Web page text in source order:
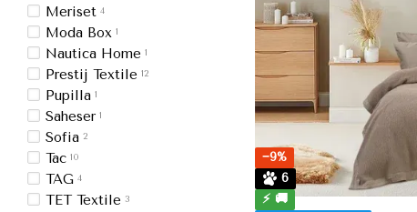
−9%
6
⚡ 🚚
Meriset 4
Moda Box 1
Nautica Home 1
Prestij Textile 12
Pupilla 1
Saheser 1
Sofia 2
Tac 10
TAG 4
TET Textile 3